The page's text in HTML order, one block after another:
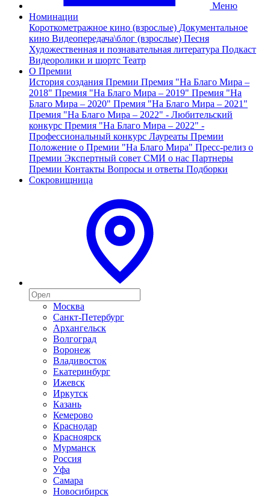
Меню
Номинации
Короткометражное кино (взрослые) Документальное
кино Видеопередача\блог (взрослые) Песня
Художественная и познавательная литература Подкаст
Видеоролики и шортс Театр
О Премии
История создания Премии Премия "На Благо Мира –
2018" Премия "На Благо Мира – 2019" Премия "На
Благо Мира – 2020" Премия "На Благо Мира – 2021"
Премия "На Благо Мира – 2022" - Любительский
конкурс Премия "На Благо Мира – 2022" -
Профессиональный конкурс Лауреаты Премии
Положение о Премии "На Благо Мира" Пресс-релиз о
Премии Экспертный совет СМИ о нас Партнеры
Премии Контакты Вопросы и ответы Подборки
Сокровищница
Москва
Санкт-Петербург
Архангельск
Волгоград
Воронеж
Владивосток
Екатеринбург
Ижевск
Иркутск
Казань
Кемерово
Краснодар
Красноярск
Мурманск
Россия
Уфа
Самара
Новосибирск